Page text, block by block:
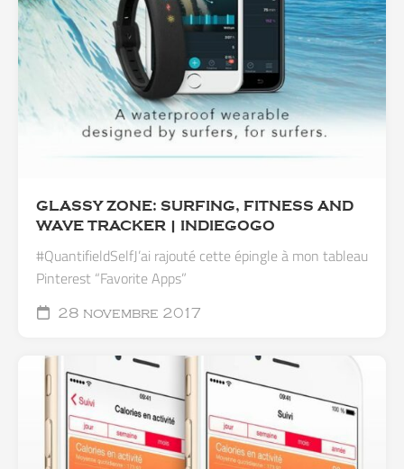
GLASSY ZONE: SURFING, FITNESS AND
WAVE TRACKER | INDIEGOGO
#QuantifieldSelfJ’ai rajouté cette épingle à mon tableau
Pinterest “Favorite Apps”
28 novembre 2017